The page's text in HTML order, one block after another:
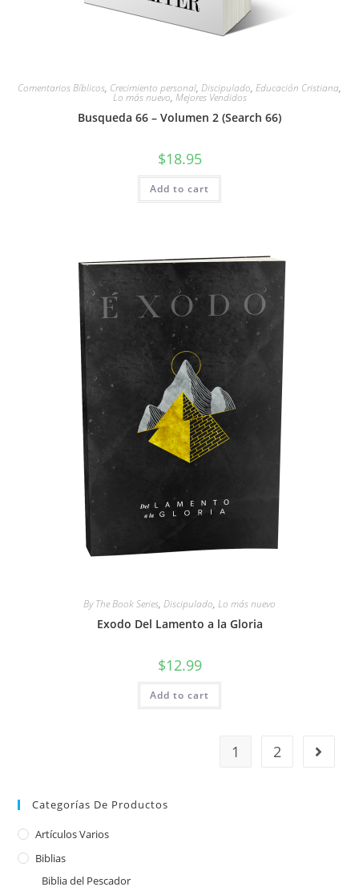
Comentarios Bíblicos, Crecimiento personal, Discipulado, Educación Cristiana,
Lo más nuevo, Mejores Vendidos
Busqueda 66 – Volumen 2 (Search 66)
$18.95
Add to cart
By The Book Series, Discipulado, Lo más nuevo
Exodo Del Lamento a la Gloria
$12.99
Add to cart
1 2
Categorías De Productos
Artículos Varios
Biblias
Biblia del Pescador